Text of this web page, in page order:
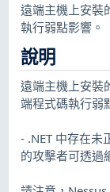
遠端主機上安裝
執行弱點影響。
說明
遠端主機上安裝
端程式碼執行弱
- .NET 中存在未
的攻擊者可透過